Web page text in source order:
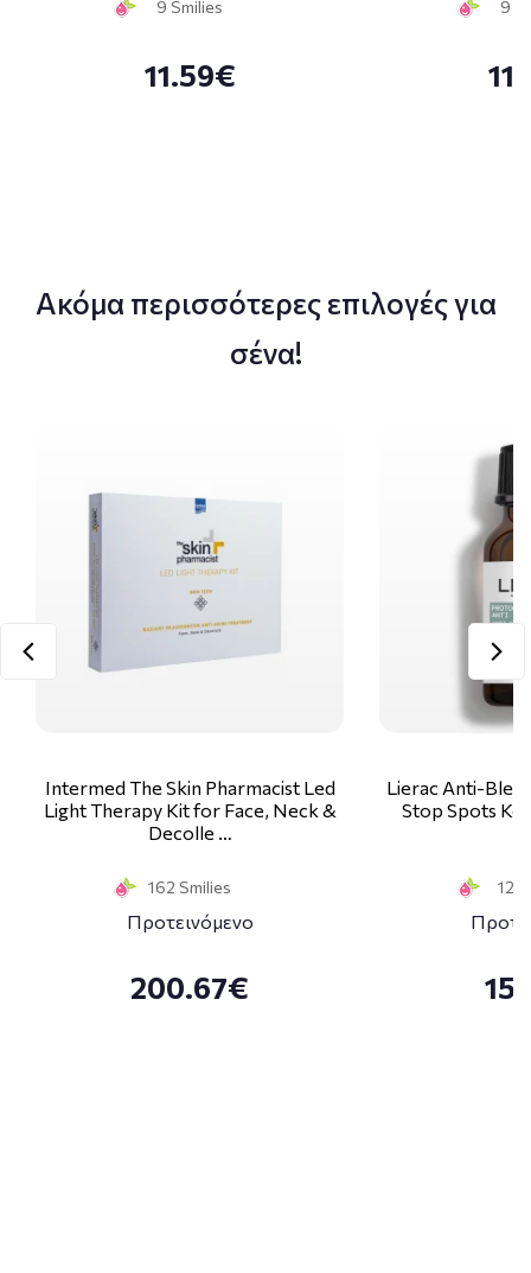
9 Smilies
11.59€
9
Ακόμα περισσότερες επιλογές για
σένα!
Intermed The Skin Pharmacist Led
Light Therapy Kit for Face, Neck &
Decolle …
162 Smilies
Προτεινόμενο
200.67€
Lierac Anti-
Stop Spots
12